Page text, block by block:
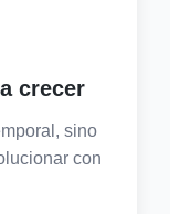
crecer
sino
con